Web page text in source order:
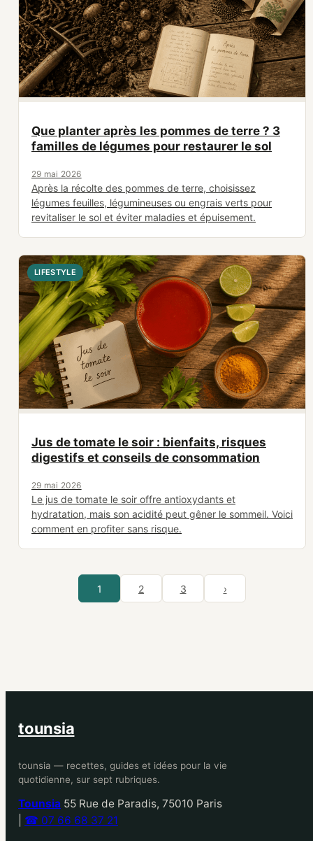
Que planter après les pommes de terre ? 3
familles de légumes pour restaurer le sol
29 mai 2026
Après la récolte des pommes de terre, choisissez
légumes feuilles, légumineuses ou engrais verts pour
revitaliser le sol et éviter maladies et épuisement.
LIFESTYLE
Jus de tomate le soir : bienfaits, risques
digestifs et conseils de consommation
29 mai 2026
Le jus de tomate le soir offre antioxydants et
hydratation, mais son acidité peut gêner le sommeil. Voici
comment en profiter sans risque.
1 2 3 ›
tounsia
tounsia — recettes, guides et idées pour la vie
quotidienne, sur sept rubriques.
Tounsia 55 Rue de Paradis, 75010 Paris
☎ 07 66 68 37 21